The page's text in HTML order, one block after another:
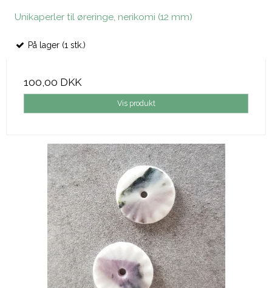
Unikaperler til øreringe, nerikomi (12 mm)
På lager (1 stk.)
100,00 DKK
Vis produkt